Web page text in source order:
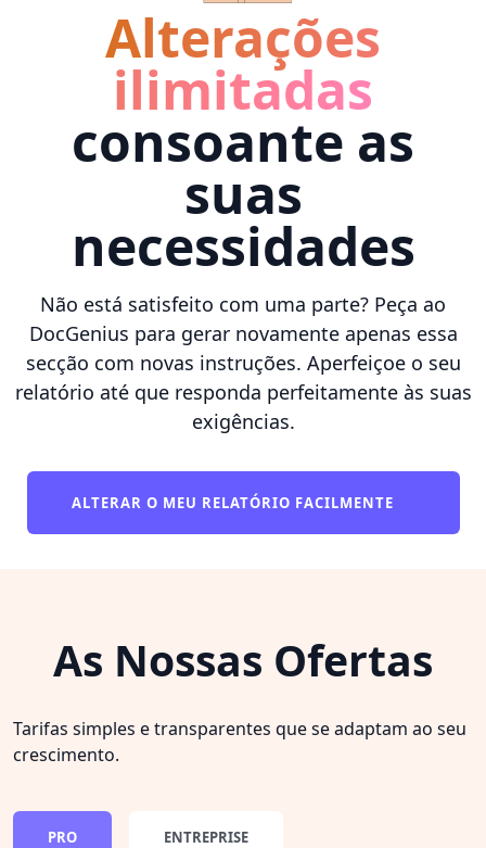
Alterações
ilimitadas
consoante as
suas
necessidades
Não está satisfeito com uma parte? Peça ao
DocGenius para gerar novamente apenas essa
secção com novas instruções. Aperfeiçoe o seu
relatório até que responda perfeitamente às suas
exigências.
ALTERAR O MEU RELATÓRIO FACILMENTE
As Nossas Ofertas
Tarifas simples e transparentes que se adaptam ao seu
crescimento.
PRO ENTREPRISE